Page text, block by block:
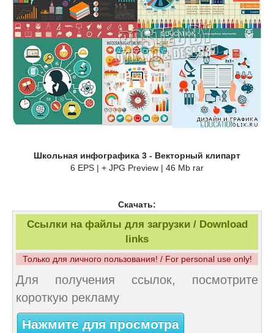
Школьная инфографика 3 - Векторный клипарт
6 EPS | + JPG Preview | 46 Mb rar
Скачать:
Ссылки на файлы для загрузки / Download
links
Только для личного пользования! / For personal use only!
Для получения ссылок, посмотрите
короткую рекламу
Нажмите для просмотра